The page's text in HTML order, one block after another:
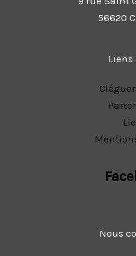
56620
Nous